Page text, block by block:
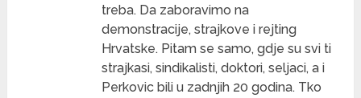
treba. Da zaboravimo na
demonstracije, strajkove i rejting
Hrvatske. Pitam se samo, gdje su svi ti
strajkasi, sindikalisti, doktori, seljaci, a i
Perkovic bili u zadnjih 20 godina. Tko